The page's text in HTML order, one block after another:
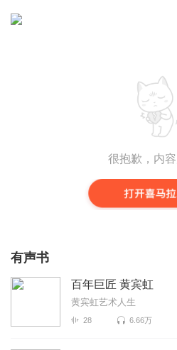
很抱歉，内
有声书
百年巨匠 黄宾虹
黄宾虹艺术人生
28 6.66万